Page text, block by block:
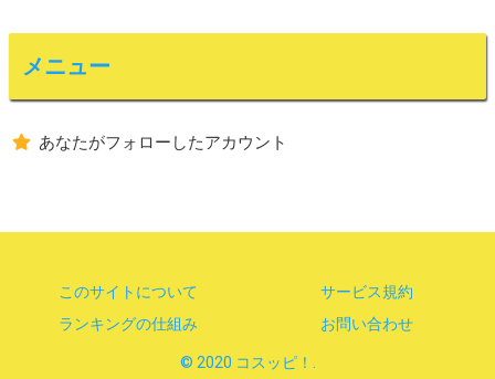
メニュー
あなたがフォローしたアカウント
このサイトについて
サービス規約
ランキングの仕組み
お問い合わせ
© 2020 コスッピ！.